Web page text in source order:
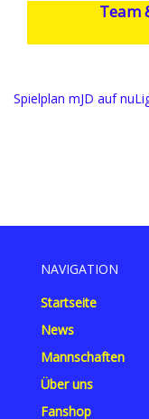
Team
Spielplan mJD auf
NAVIGATION
Startseite
News
Mannschaften
Über uns
Fanshop